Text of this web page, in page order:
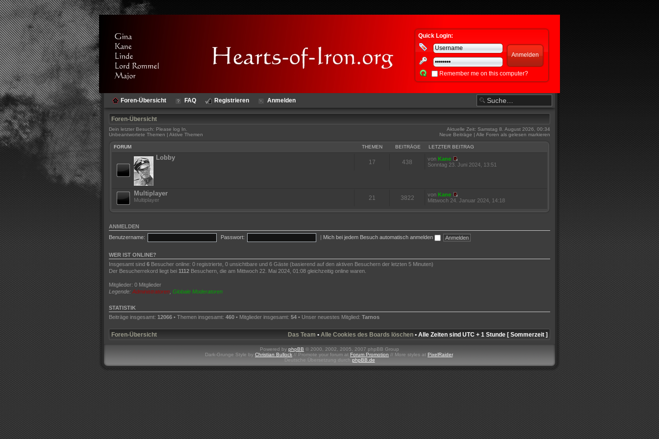
Quick Login:
Remember me on this computer?
Foren-Übersicht FAQ Registrieren Anmelden
Foren-Übersicht
Dein letzter Besuch: Please log In.
Aktuelle Zeit: Samstag 8. August 2026, 00:34
Unbeantwortete Themen | Aktive Themen Neue Beiträge | Alle Foren als gelesen markieren
FORUM THEMEN BEITRÄGE LETZTER BEITRAG
Lobby
17 438 vonKane
Sonntag 23. Juni 2024, 13:51
Multiplayer
Multiplayer 21 3822 vonKane
Mittwoch 24. Januar 2024, 14:18
ANMELDEN
Benutzername:
Passwort: | Mich bei jedem Besuch automatisch anmelden
WER IST ONLINE?
Insgesamt sind 6 Besucher online: 0 registrierte, 0 unsichtbare und 6 Gäste (basierend auf den aktiven Besuchern der letzten 5 Minuten)
Der Besucherrekord liegt bei 1112 Besuchern, die am Mittwoch 22. Mai 2024, 01:08 gleichzeitig online waren.
Mitglieder: 0 Mitglieder
Legende: Administratoren Globale Moderatoren
STATISTIK
Beiträge insgesamt: 12066 • Themen insgesamt: 460 • Mitglieder insgesamt: 54 • Unser neuestes Mitglied: Tarnos
Foren-Übersicht Das Team • Alle Cookies des Boards löschen • Alle Zeiten sind UTC + 1 Stunde [ Sommerzeit ]
Powered by phpBB © 2000, 2002, 2005, 2007 phpBB Group
Dark-Grunge Style by Christian Bullock // Promote your forum at Forum Promotion // More styles at PixelRaider.
Deutsche Übersetzung durch phpBB.de